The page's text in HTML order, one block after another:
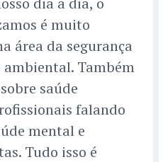
é muito
área da segurança
Também
saúde
falando
mental e
Tudo isso é